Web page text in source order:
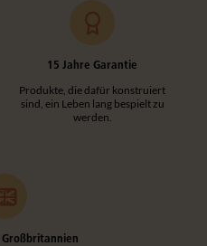
15 Jahre Garantie
Produkte, die dafür konstruiert
sind, ein Leben lang bespielt zu
werden.